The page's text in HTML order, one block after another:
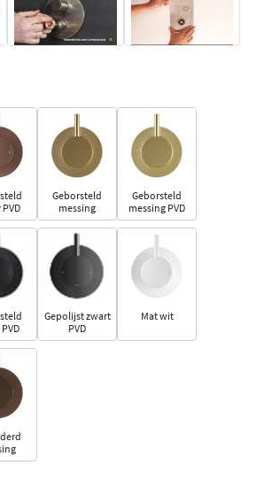
Geborsteld
messing
Geborsteld
messing PVD
Gepolijst zwart
PVD
Mat wit